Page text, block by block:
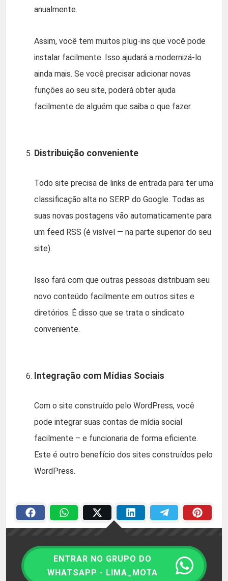
anualmente.
Assim, você tem muitos plug-ins que você pode
instalar facilmente. Isso ajudará a modernizá-lo
ainda mais. Se você precisar adicionar novas
funções ao seu site, poderá obter ajuda
facilmente de alguém que saiba o que fazer.
Distribuição conveniente
Todo site precisa de links de entrada para ter uma
classificação alta no SERP do Google. Todas as
suas novas postagens vão automaticamente para
um feed RSS (é visível — na parte superior do seu
site).
Isso fará com que outras pessoas distribuam seu
novo conteúdo facilmente em outros sites e
diretórios. É disso que se trata o sindicato
conveniente.
Integração com Mídias Sociais
Com o site construído pelo WordPress, você
pode integrar suas contas de mídia social
facilmente – e funcionaria de forma eficiente.
Este é outro benefício dos sites construídos pelo
WordPress.
ENTRAR NO GRUPO DO
WHATSAPP - LIMA_MOTA